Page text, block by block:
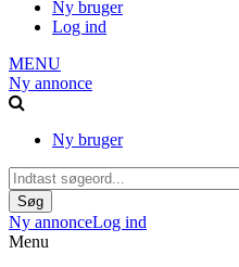
Ny bruger
Log ind
MENU
Ny annonce
Ny bruger
Ny annonceLog ind
Menu